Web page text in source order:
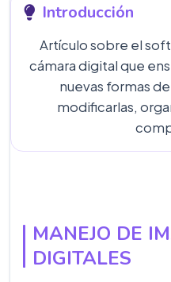
Introducción
Artículo sobre el
cámara digital que
nuevas formas
modificarlas,
MANEJO DE
DIGITALES